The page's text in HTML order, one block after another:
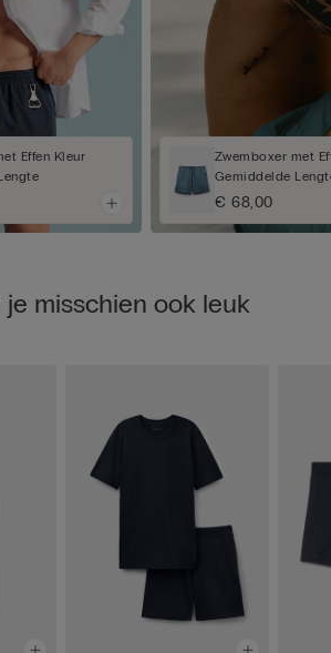
Effen Kleur
Zwemboxer met
Gemiddelde
€ 68,00
je misschien ook leuk